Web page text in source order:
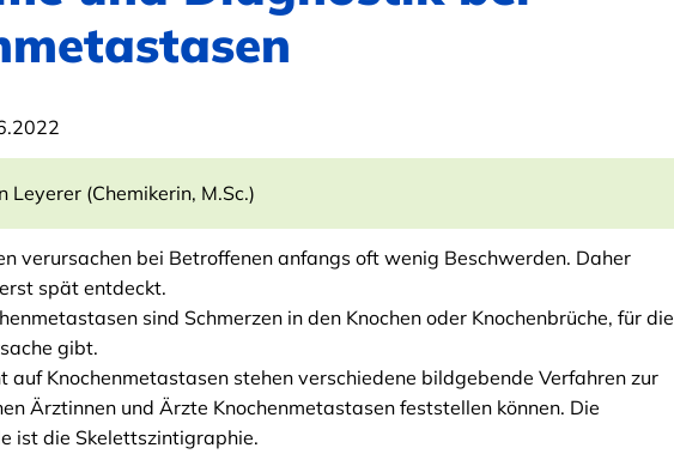
Leyerer (Chemikerin, M.Sc.)
verursachen bei Betroffenen anfangs oft wenig Beschwerden. Daher
spät entdeckt.
sind Schmerzen in den Knochen oder Knochenbrüche, für die
gibt.
auf Knochenmetastasen stehen verschiedene bildgebende Verfahren zur
Ärztinnen und Ärzte Knochenmetastasen feststellen können. Die
ist die Skelettszintigraphie.